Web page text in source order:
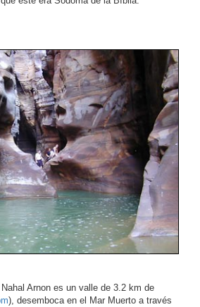
Arnon es un valle de 3.2 km de
), desemboca en el Mar Muerto a través